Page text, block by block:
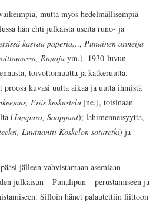
mutta myös hedelmällisempiä
hän ehti julkaista useita runo- ja
kasvaa paperia...,Punainen armeija
Runoja ym.). 1930-luvun
toivottomuutta ja katkeruutta.
proosa kuvasi uutta aikaa ja uutta ihmistä
Eräs keskustelu jne.), toisinaan
(Jumpura, Saappaat); lähimenneisyyttä,
Luutnantti Koskelon sotaretki) ja
jälleen vahvistamaan asemiaan
julkaisun – Punalipun – perustamiseen ja
Silloin hänet palautettiin liittoon